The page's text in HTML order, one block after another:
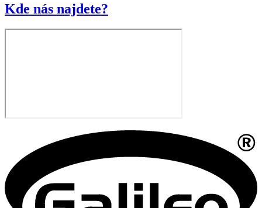
Kde nás najdete?